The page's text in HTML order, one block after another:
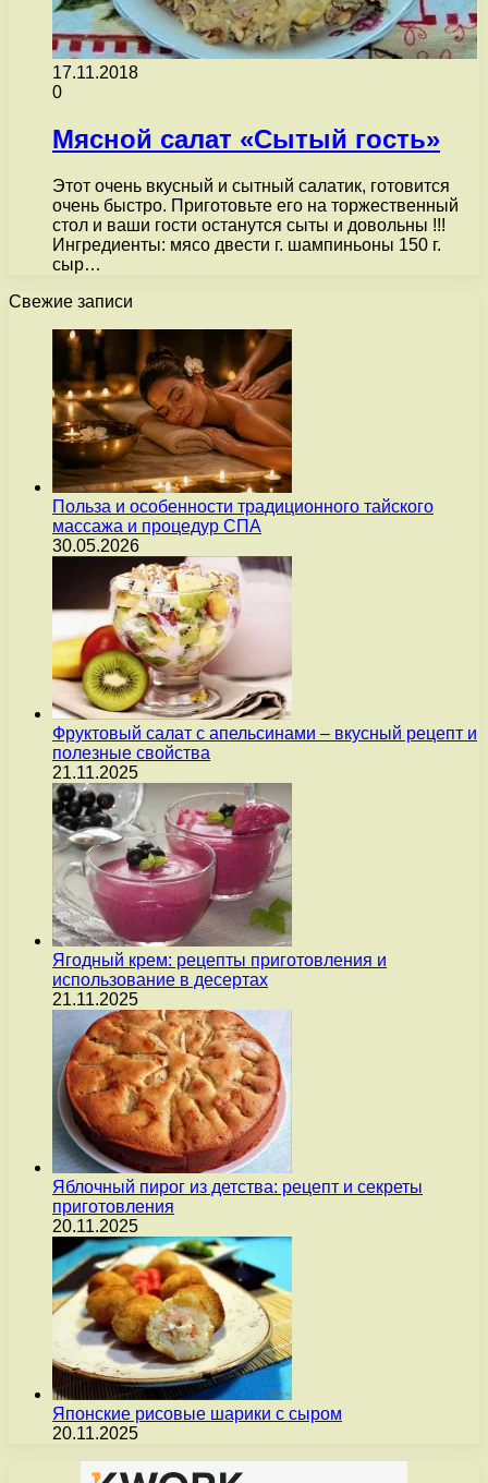
17.11.2018
0
Мясной салат «Сытый гость»
Этот очень вкусный и сытный салатик, готовится
очень быстро. Приготовьте его на торжественный
стол и ваши гости останутся сыты и довольны !!!
Ингредиенты: мясо двести г. шампиньоны 150 г.
сыр…
Свежие записи
Польза и особенности традиционного тайского
массажа и процедур СПА
30.05.2026
Фруктовый салат с апельсинами – вкусный рецепт и
полезные свойства
21.11.2025
Ягодный крем: рецепты приготовления и
использование в десертах
21.11.2025
Яблочный пирог из детства: рецепт и секреты
приготовления
20.11.2025
Японские рисовые шарики с сыром
20.11.2025